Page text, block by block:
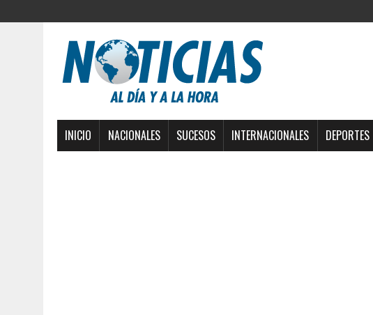
INICIO NACIONALES SUCESOS INTERNACIONALES DEPORTES